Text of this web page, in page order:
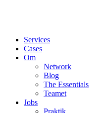
Services
Cases
Om
Network
Blog
The Essentials
Teamet
Jobs
Praktik